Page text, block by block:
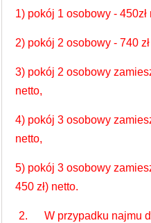
1) pokój 1 osobowy - 450zł
2) pokój 2 osobowy - 740
3) pokój 2 osobowy
netto,
4) pokój 3 osobowy
netto,
5) pokój 3 osobowy
450 zł) netto.
2. W przypadku najmu